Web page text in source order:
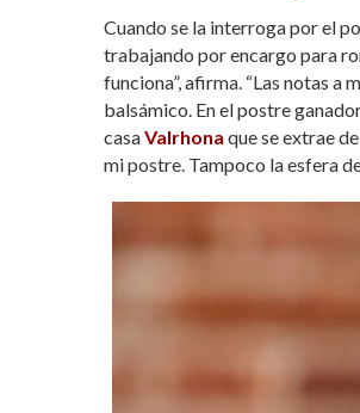
Cuando se la interroga por el
trabajando por encargo para
funciona”, afirma. “Las notas
balsámico. En el postre
casaValrhona que se extrae
mi postre. Tampoco la esfera